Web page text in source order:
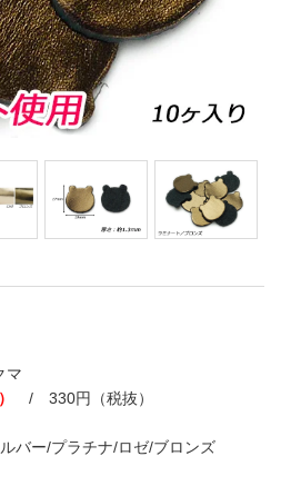
マ
/ 330円（税抜）
バー/プラチナ/ロゼ/ブロンズ